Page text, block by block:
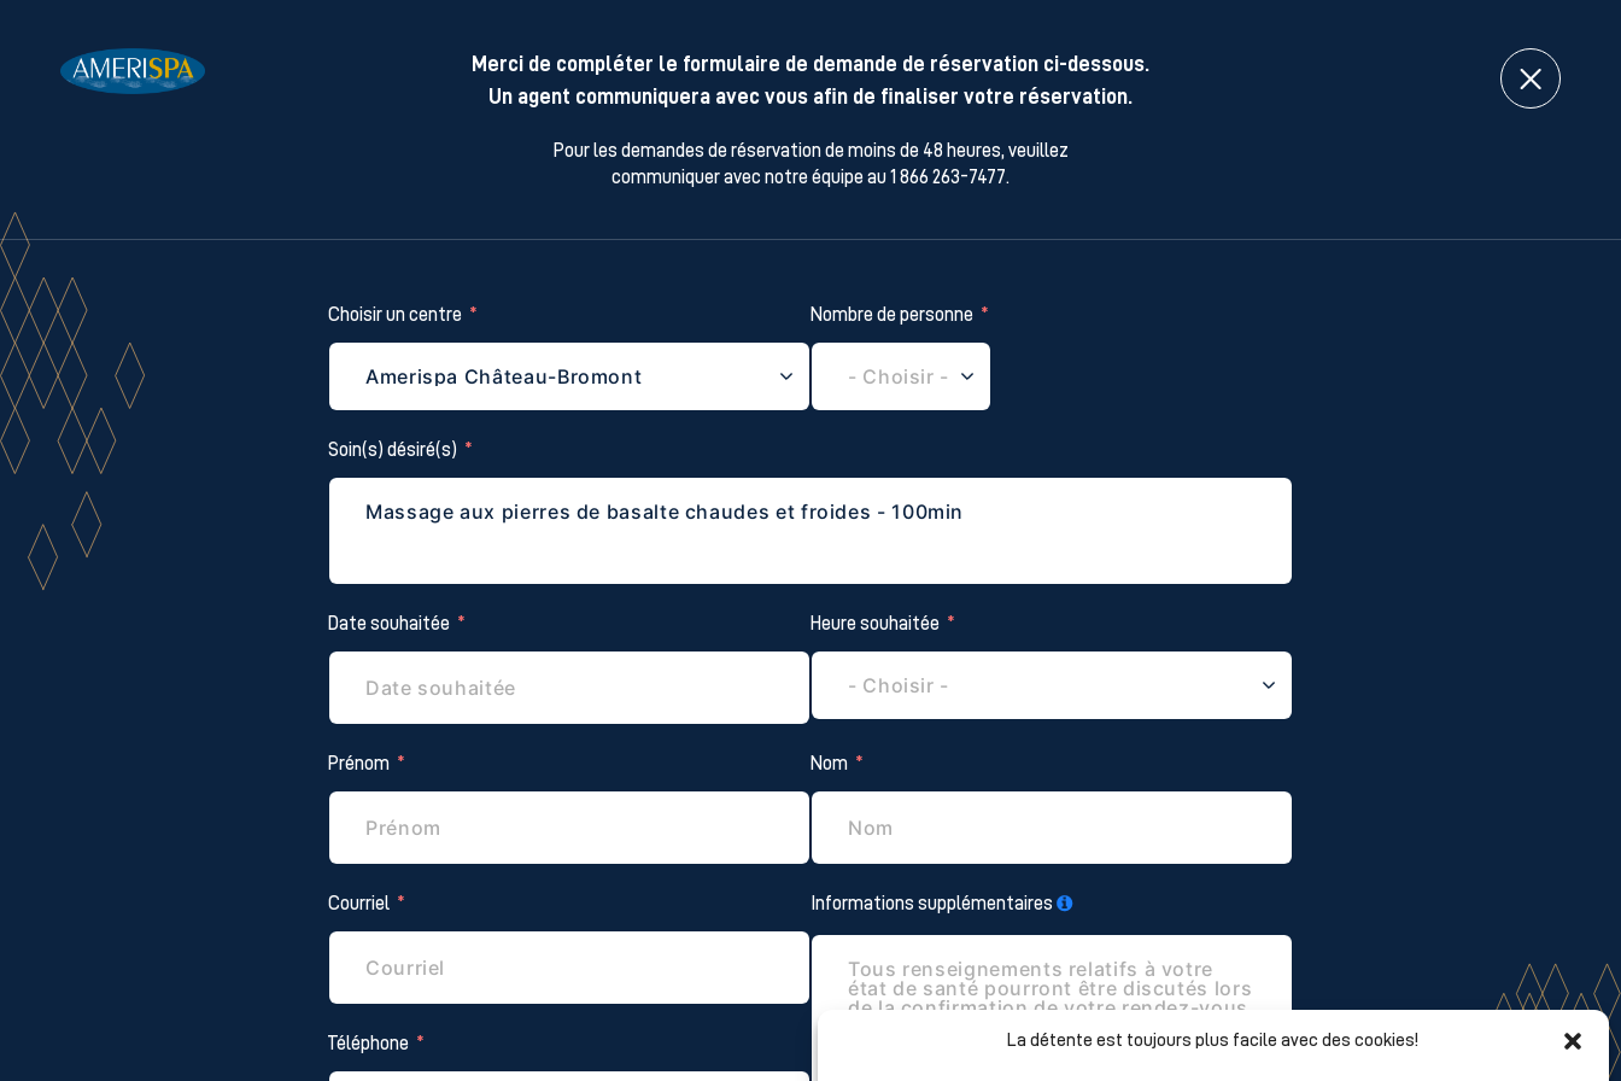
La détente est toujours plus facile avec des cookies!
Merci de compléter le formulaire de demande de réservation ci-dessous.
Un agent communiquera avec vous afin de finaliser votre réservation.
Pour les demandes de réservation de moins de 48 heures, veuillez
communiquer avec notre équipe au 1 866 263-7477.
Choisir un centre Nombre de personne
Soin(s) désiré(s)
Date souhaitée Heure souhaitée
Prénom Nom
Courriel
Téléphone
Informations supplémentaires